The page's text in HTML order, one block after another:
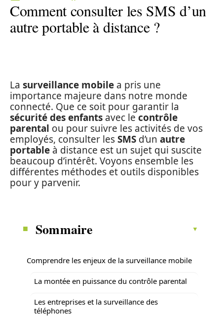
Comment consulter les SMS d’un
autre portable à distance ?
La surveillance mobile a pris une
importance majeure dans notre monde
connecté. Que ce soit pour garantir la
sécurité des enfants avec le contrôle
parental ou pour suivre les activités de vos
employés, consulter lesSMS d’un autre
portable à distance est un sujet qui suscite
beaucoup d’intérêt. Voyons ensemble les
différentes méthodes et outils disponibles
pour y parvenir.
Sommaire
Comprendre les enjeux de la surveillance mobile
La montée en puissance du contrôle parental
Les entreprises et la surveillance des
téléphones